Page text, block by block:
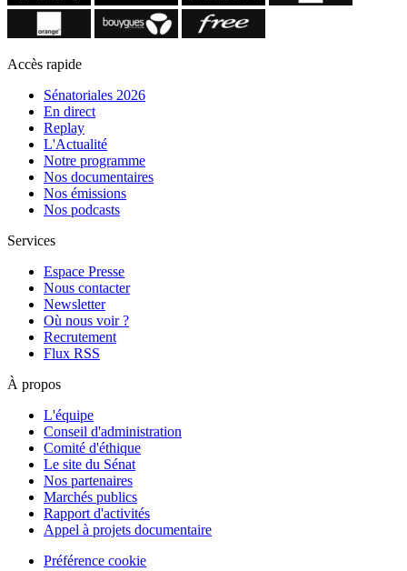
Accès rapide
Sénatoriales 2026
En direct
Replay
L'Actualité
Notre programme
Nos documentaires
Nos émissions
Nos podcasts
Services
Espace Presse
Nous contacter
Newsletter
Où nous voir ?
Recrutement
Flux RSS
À propos
L'équipe
Conseil d'administration
Comité d'éthique
Le site du Sénat
Nos partenaires
Marchés publics
Rapport d'activités
Appel à projets documentaire
Préférence cookie